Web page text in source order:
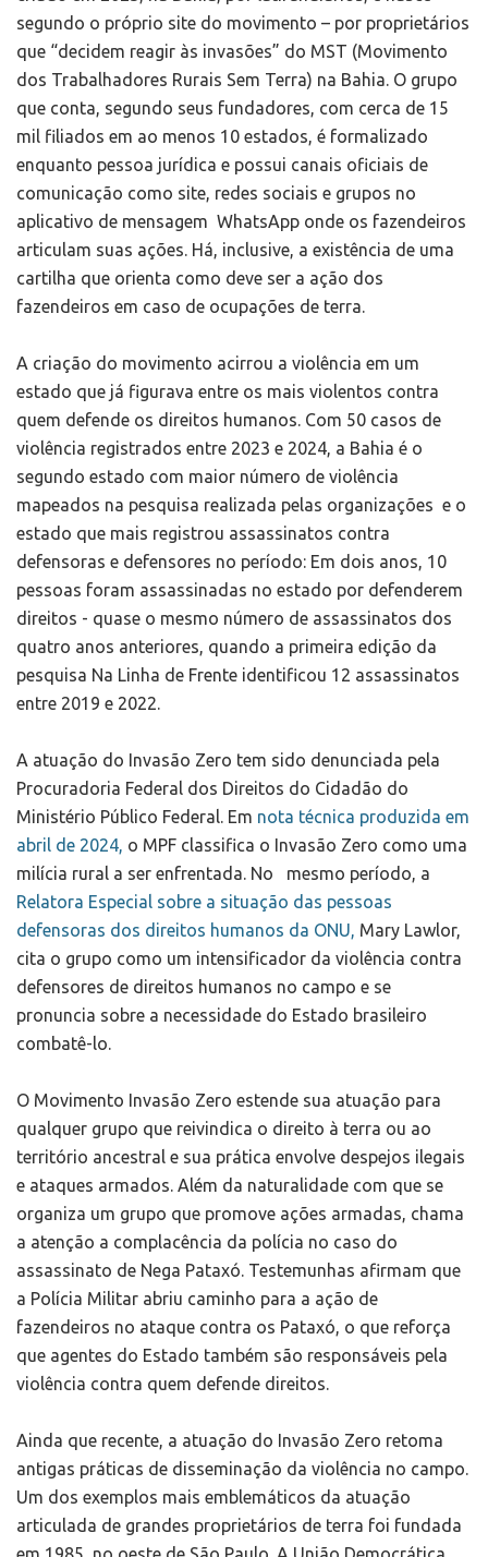
segundo o próprio site do movimento – por proprietários
que “decidem reagir às invasões” do MST (Movimento
dos Trabalhadores Rurais Sem Terra) na Bahia. O grupo
que conta, segundo seus fundadores, com cerca de 15
mil filiados em ao menos 10 estados, é formalizado
enquanto pessoa jurídica e possui canais oficiais de
comunicação como site, redes sociais e grupos no
aplicativo de mensagem WhatsApp onde os fazendeiros
articulam suas ações. Há, inclusive, a existência de uma
cartilha que orienta como deve ser a ação dos
fazendeiros em caso de ocupações de terra.
A criação do movimento acirrou a violência em um
estado que já figurava entre os mais violentos contra
quem defende os direitos humanos. Com 50 casos de
violência registrados entre 2023 e 2024, a Bahia é o
segundo estado com maior número de violência
mapeados na pesquisa realizada pelas organizações e o
estado que mais registrou assassinatos contra
defensoras e defensores no período: Em dois anos, 10
pessoas foram assassinadas no estado por defenderem
direitos - quase o mesmo número de assassinatos dos
quatro anos anteriores, quando a primeira edição da
pesquisa Na Linha de Frente identificou 12 assassinatos
entre 2019 e 2022.
A atuação do Invasão Zero tem sido denunciada pela
Procuradoria Federal dos Direitos do Cidadão do
Ministério Público Federal. Em nota técnica produzida em
abril de 2024, o MPF classifica o Invasão Zero como uma
milícia rural a ser enfrentada. No mesmo período, a
Relatora Especial sobre a situação das pessoas
defensoras dos direitos humanos da ONU, Mary Lawlor,
cita o grupo como um intensificador da violência contra
defensores de direitos humanos no campo e se
pronuncia sobre a necessidade do Estado brasileiro
combatê-lo.
O Movimento Invasão Zero estende sua atuação para
qualquer grupo que reivindica o direito à terra ou ao
território ancestral e sua prática envolve despejos ilegais
e ataques armados. Além da naturalidade com que se
organiza um grupo que promove ações armadas, chama
a atenção a complacência da polícia no caso do
assassinato de Nega Pataxó. Testemunhas afirmam que
a Polícia Militar abriu caminho para a ação de
fazendeiros no ataque contra os Pataxó, o que reforça
que agentes do Estado também são responsáveis pela
violência contra quem defende direitos.
Ainda que recente, a atuação do Invasão Zero retoma
antigas práticas de disseminação da violência no campo.
Um dos exemplos mais emblemáticos da atuação
articulada de grandes proprietários de terra foi fundada